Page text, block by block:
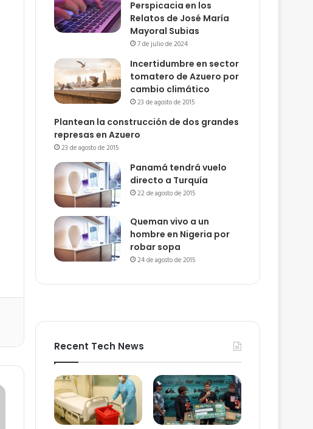
Perspicacia en los
Relatos de José María
Mayoral Subias
7 de julio de 2024
Incertidumbre en sector
tomatero de Azuero por
cambio climático
23 de agosto de 2015
Plantean la construcción de dos grandes
represas en Azuero
23 de agosto de 2015
Panamá tendrá vuelo
directo a Turquía
22 de agosto de 2015
Queman vivo a un
hombre en Nigeria por
robar sopa
24 de agosto de 2015
Recent Tech News